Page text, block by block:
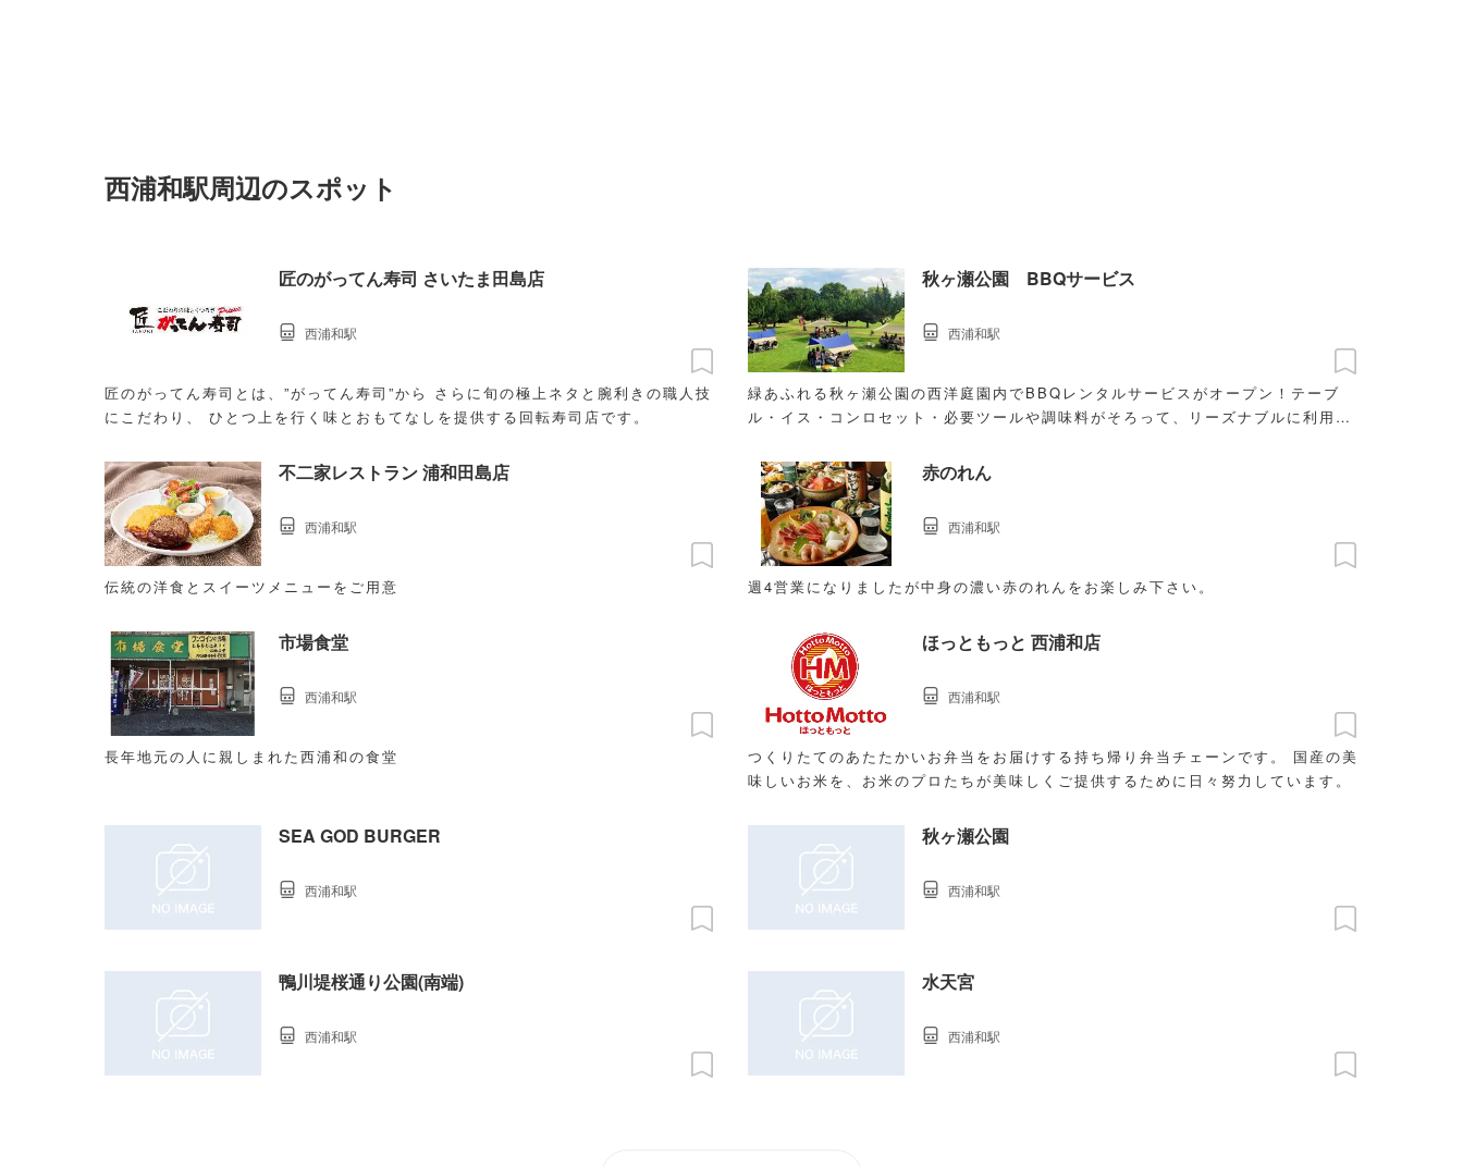
西浦和駅周辺のスポット
匠のがってん寿司 さいたま田島店
匠のがってん寿司とは、”がってん寿司”から さらに旬の極上ネタと腕利きの職人技
にこだわり、 ひとつ上を行く味とおもてなしを提供する回転寿司店です。
西浦和駅
秋ヶ瀬公園 BBQサービス
緑あふれる秋ヶ瀬公園の西洋庭園内でBBQレンタルサービスがオープン！テーブ
ル・イス・コンロセット・必要ツールや調味料がそろって、リーズナブルに利用で
西浦和駅
不二家レストラン 浦和田島店
伝統の洋食とスイーツメニューをご用意
西浦和駅
赤のれん
週4営業になりましたが中身の濃い赤のれんをお楽しみ下さい。
西浦和駅
市場食堂
長年地元の人に親しまれた西浦和の食堂
西浦和駅
ほっともっと 西浦和店
つくりたてのあたたかいお弁当をお届けする持ち帰り弁当チェーンです。 国産の美
味しいお米を、お米のプロたちが美味しくご提供するために日々努力しています。
西浦和駅
SEA GOD BURGER
西浦和駅
秋ヶ瀬公園
西浦和駅
鴨川堤桜通り公園(南端)
西浦和駅
水天宮
西浦和駅